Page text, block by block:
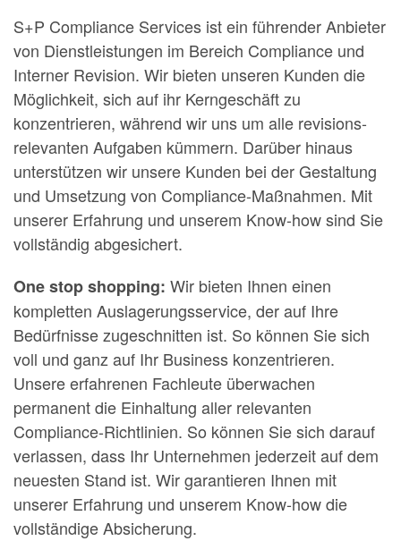
S+P Compliance Services ist ein führender Anbieter
von Dienstleistungen im Bereich Compliance und
Interner Revision. Wir bieten unseren Kunden die
Möglichkeit, sich auf ihr Kerngeschäft zu
konzentrieren, während wir uns um alle revisions-
relevanten Aufgaben kümmern. Darüber hinaus
unterstützen wir unsere Kunden bei der Gestaltung
und Umsetzung von Compliance-Maßnahmen. Mit
unserer Erfahrung und unserem Know-how sind Sie
vollständig abgesichert.
One stop shopping: Wir bieten Ihnen einen
kompletten Auslagerungsservice, der auf Ihre
Bedürfnisse zugeschnitten ist. So können Sie sich
voll und ganz auf Ihr Business konzentrieren.
Unsere erfahrenen Fachleute überwachen
permanent die Einhaltung aller relevanten
Compliance-Richtlinien. So können Sie sich darauf
verlassen, dass Ihr Unternehmen jederzeit auf dem
neuesten Stand ist. Wir garantieren Ihnen mit
unserer Erfahrung und unserem Know-how die
vollständige Absicherung.